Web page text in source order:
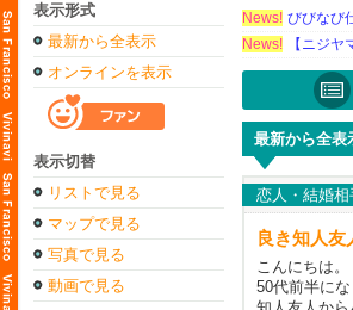
表示形式
最新から全表示
オンラインを表示
表示切替
リストで見る
マップで見る
写真で見る
動画で見る
News! びびなび
News!
【ニジ
最新から全表
恋人・結婚相
良き知人友
こんにちは。
50代前半にな